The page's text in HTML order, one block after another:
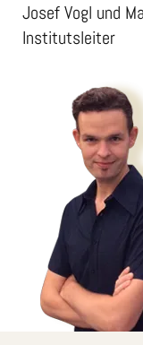
Josef Vogl und
Institutsleiter